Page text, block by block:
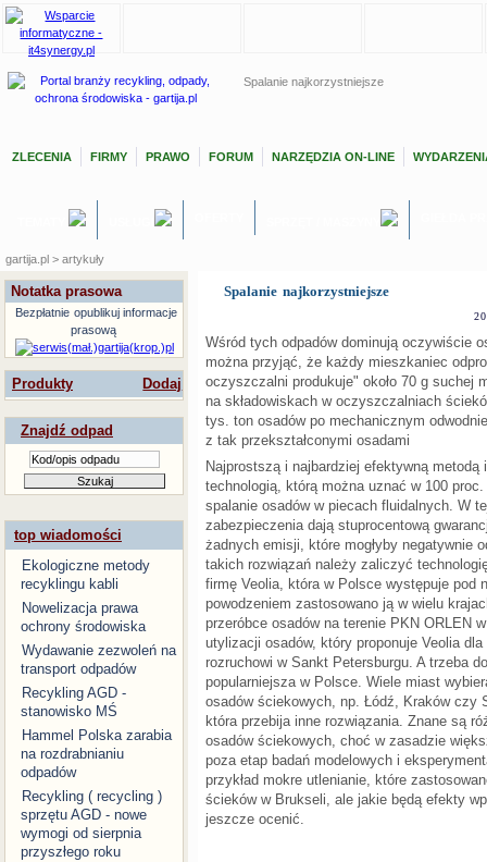
Spalanie najkorzystniejsze
ZLECENIA FIRMY PRAWO FORUM NARZĘDZIA ON-LINE
gartija.pl > artykuły
Notatka prasowa
Bezpłatnie opublikuj informacje
prasową
Produkty Dodaj
Znajdź odpad
top wiadomości
Ekologiczne metody
recyklingu kabli
Nowelizacja prawa
ochrony środowiska
Wydawanie zezwoleń na
transport odpadów
Recykling AGD -
stanowisko MŚ
Hammel Polska zarabia
na rozdrabnianiu
odpadów
Recykling ( recycling )
sprzętu AGD - nowe
wymogi od sierpnia
przyszłego roku
Spalanie najkorzystniejsze
Wśród tych odpadów dominują oczywiście
można przyjąć, że każdy mieszkaniec
oczyszczalni produkuje" około 70 g suchej
na składowiskach w oczyszczalniach
tys. ton osadów po mechanicznym
z tak przekształconymi osadami
Najprostszą i najbardziej efektywną
technologią, którą można uznać w 100
spalanie osadów w piecach fluidalnych. W
zabezpieczenia dają stuprocentową
żadnych emisji, które mogłyby negatywnie
takich rozwiązań należy zaliczyć
firmę Veolia, która w Polsce występuje pod
powodzeniem zastosowano ją w wielu
przeróbce osadów na terenie PKN ORLEN
utylizacji osadów, który proponuje Veolia
rozruchowi w Sankt Petersburgu. A trzeba
popularniejsza w Polsce. Wiele miast
osadów ściekowych, np. Łódź, Kraków czy
która przebija inne rozwiązania. Znane są
osadów ściekowych, choć w zasadzie
poza etap badań modelowych i
przykład mokre utlenianie, które
ścieków w Brukseli, ale jakie będą efekty
jeszcze ocenić.